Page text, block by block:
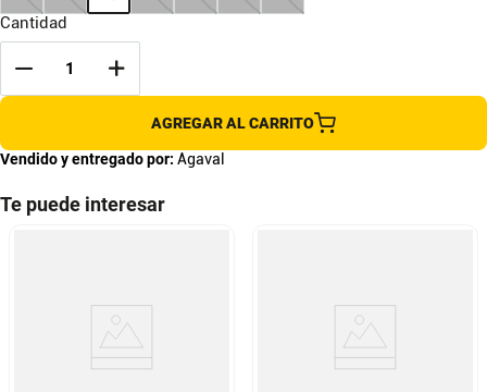
Cantidad
AGREGAR AL CARRITO
Vendido y entregado por: Agaval
Te puede interesar